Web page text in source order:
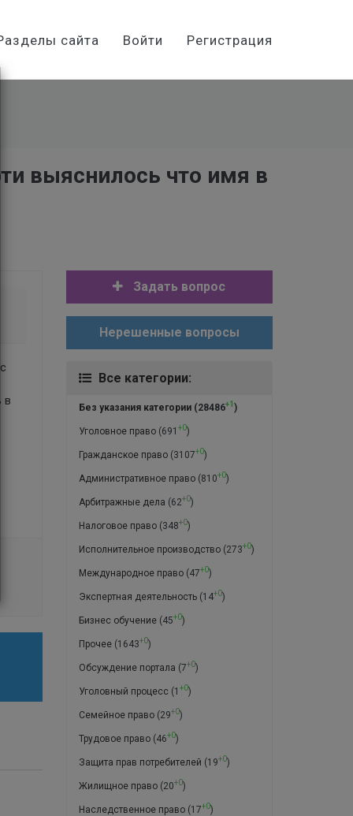
сайта Войти Регистрация
выяснилось что имя в
в
Задать вопрос
Нерешенные вопросы
Все категории:
Без указания категории(28486+1 )
Уголовное право(691 +0)
Гражданское право(3107+0)
Административное право(810+0)
Арбитражные дела (62+0)
Налоговое право(348+0)
Исполнительное производство(273+0)
Международное право(47+0)
Экспертная деятельность(14+0)
Бизнес обучение(45+0)
Прочее(1643+0)
Обсуждение портала (7+0)
Уголовный процесс (1 +0)
Семейное право(29+0)
Трудовое право(46+0)
Защита прав потребителей (19+0)
Жилищное право(20+0)
Наследственное право(17+0)